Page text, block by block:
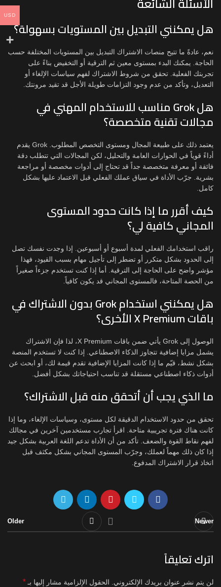
هل يمكنني التبديل بين المستويات بسهولة؟
نعم، عادةً ما تتيح منصات الاشتراك التبديل بين المستويات المختلفة حسب
الحاجة. يمكنك البدء بمستوى معين ثم الترقية أو التخفيض بناءً على
تجربتك الفعلية. تحقق من شروط الاشتراك لفهم سياسات الإلغاء أو
التعديل، وتأكد من عدم وجود التزامات طويلة الأجل قد تقيد مرونتك.
هل Grok مناسب للاستخدام المهني في
مجالات تقنية متخصصة؟
يعتمد ذلك على طبيعة المجال ومستوى التخصص المطلوب. Grok يقدم
أداءً قوياً في الحوارات العامة والتحليل، لكن المجالات التي تتطلب دقة
فائقة أو معرفة متخصصة جداً قد تحتاج إلى أدوات مخصصة أو مراجعة
بشرية. جرّب الأداة في سياق عملك الفعلي قبل الاعتماد عليها بشكل
كامل.
كيف أقرر ما إذا كانت حدود المستوى
المجاني كافية لي؟
راقب استخدامك الفعلي لمدة أسبوع أو أسبوعين. إذا وجدت نفسك تصل
إلى الحدود بشكل متكرر أو تضطر إلى تأجيل مهام بسبب القيود، فهذا
مؤشر واضح على الحاجة إلى الترقية. أما إذا كنت تستخدم جزءاً صغيراً
من الحصة المتاحة، فالمستوى المجاني قد يكون كافياً.
هل يمكنني استخدام Grok بدون الاشتراك في
باقات X Premium الأخرى؟
الوصول إلى Grok يأتي ضمن باقات X Premium، لذا فإن الاشتراك
يشمل مزايا إضافية تتجاوز الذكاء الاصطناعي. إذا كنت لا تستخدم المنصة
بشكل نشط، قيّم ما إذا كانت المزايا الإضافية تقدم قيمة لك، أو ابحث عن
أدوات ذكاء اصطناعي مستقلة قد تناسب احتياجاتك بشكل أفضل.
ما الذي يجب أن أتحقق منه قبل الاشتراك؟
تحقق من حدود الاستخدام الدقيقة لكل مستوى، وسياسات الإلغاء، وما إذا
كانت هناك فترة تجريبية متاحة. اقرأ تجارب مستخدمين آخرين في مجالك
لفهم نقاط القوة والضعف. تأكد من أن الأداة تدعم اللغة العربية بشكل جيد
إذا كان ذلك مهماً لعملك، وجرّب المستوى المجاني بشكل مكثف قبل
اتخاذ قرار الاشتراك المدفوع.
Newer
Older
اترك تعليقاً
لن يتم نشر عنوان بريدك الإلكتروني. الحقول الإلزامية مشار إليها بـ*
USD